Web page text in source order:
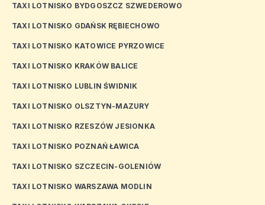
TAXI LOTNISKO BYDGOSZCZ SZWEDEROWO
TAXI LOTNISKO GDAŃSK RĘBIECHOWO
TAXI LOTNISKO KATOWICE PYRZOWICE
TAXI LOTNISKO KRAKÓW BALICE
TAXI LOTNISKO LUBLIN ŚWIDNIK
TAXI LOTNISKO OLSZTYN-MAZURY
TAXI LOTNISKO RZESZÓW JESIONKA
TAXI LOTNISKO POZNAŃ ŁAWICA
TAXI LOTNISKO SZCZECIN-GOLENIÓW
TAXI LOTNISKO WARSZAWA MODLIN